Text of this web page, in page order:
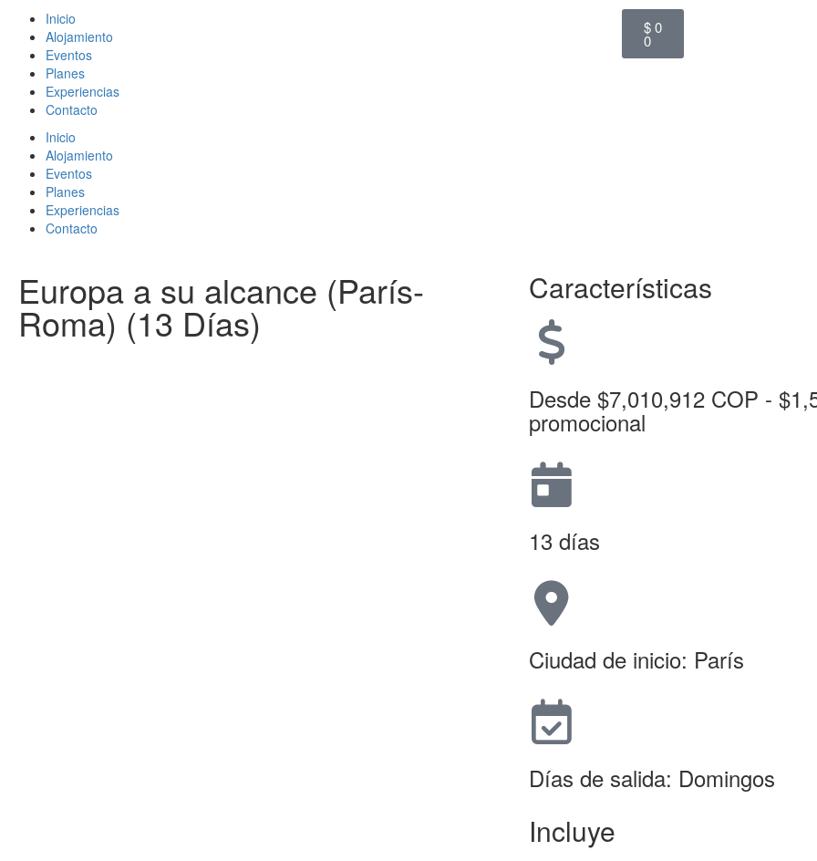
Inicio
Alojamiento
Eventos
Planes
Experiencias
Contacto
Inicio
Alojamiento
Eventos
Planes
Experiencias
Contacto
$0
0
Europa a su alcance (París-
Roma) (13 Días)
Características
Desde $7,010,912 COP -
promocional
13 días
Ciudad de inicio: París
Días de salida: Domingos
Incluye